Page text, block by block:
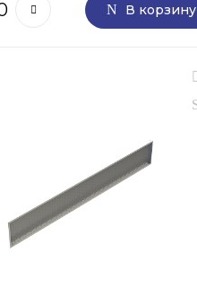
В корзину